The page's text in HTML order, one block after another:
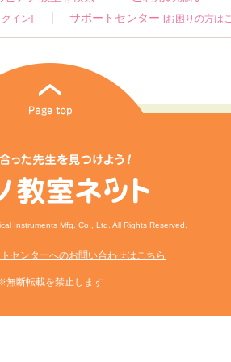
イン] サポートセンター [お困りの方は
Instruments Mfg. Co., Ltd. All Rights Reserved.
センターへのお問い合わせはこちら
無断転載を禁止します